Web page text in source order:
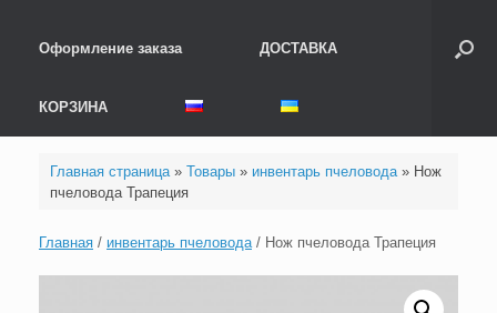
Оформление заказа ДОСТАВКА
КОРЗИНА
Главная страница» Товары» инвентарь пчеловода» Нож
пчеловода Трапеция
Главная / инвентарь пчеловода/ Нож пчеловода Трапеция